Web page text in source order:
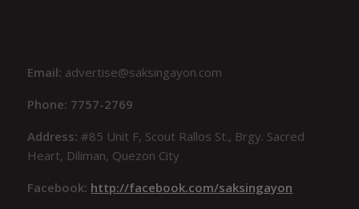
Email: advertise@saksingayon.com
Phone: 7757-2769
Address:#85 Unit F, Scout Rallos St., Brgy. Sacred
Heart, Diliman, Quezon City
Facebook: http://facebook.com/saksingayon